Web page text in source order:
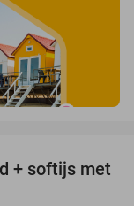
34%
+ softijs met